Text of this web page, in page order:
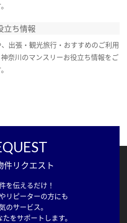
立ち情報
出張・観光旅行・おすすめのご利用
奈川のマンスリーお役立ち情報をご
件リクエスト
を伝えるだけ！
リピーターの方にも
のサービス。
をサポートします。